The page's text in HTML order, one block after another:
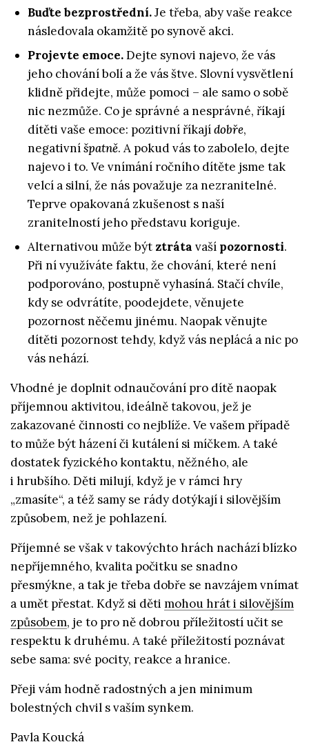
Buďte bezprostřední.Je třeba, aby vaše reakce
následovala okamžitě po synově akci.
Projevte emoce.Dejte synovi najevo, že vás
jeho chování bolí a že vás štve. Slovní vysvětlení
klidně přidejte, může pomoci – ale samo o sobě
nic nezmůže. Co je správné a nesprávné, říkají
dítěti vaše emoce: pozitivní říkajídobře,
negativníšpatně. A pokud vás to zabolelo, dejte
najevo i to. Ve vnímání ročního dítěte jsme tak
velcí a silní, že nás považuje za nezranitelné.
Teprve opakovaná zkušenost s naší
zranitelností jeho představu koriguje.
Alternativou může být ztráta vaší pozornosti.
Při ní využíváte faktu, že chování, které není
podporováno, postupně vyhasíná. Stačí chvíle,
kdy se odvrátíte, poodejdete, věnujete
pozornost něčemu jinému. Naopak věnujte
dítěti pozornost tehdy, když vás neplácá a nic po
vás nehází.
Vhodné je doplnit odnaučování pro dítě naopak
příjemnou aktivitou, ideálně takovou, jež je
zakazované činnosti co nejblíže. Ve vašem případě
to může být házení či kutálení si míčkem. A také
dostatek fyzického kontaktu, něžného, ale
i hrubšího. Děti milují, když je v rámci hry
„zmasíte“, a též samy se rády dotýkají i silovějším
způsobem, než je pohlazení.
Příjemné se však v takovýchto hrách nachází blízko
nepříjemného, kvalita počitku se snadno
přesmýkne, a tak je třeba dobře se navzájem vnímat
a umět přestat. Když si děti mohou hrát i silovějším
způsobem, je to pro ně dobrou příležitostí učit se
respektu k druhému. A také příležitostí poznávat
sebe sama: své pocity, reakce a hranice.
Přeji vám hodně radostných a jen minimum
bolestných chvil s vaším synkem.
Pavla Koucká